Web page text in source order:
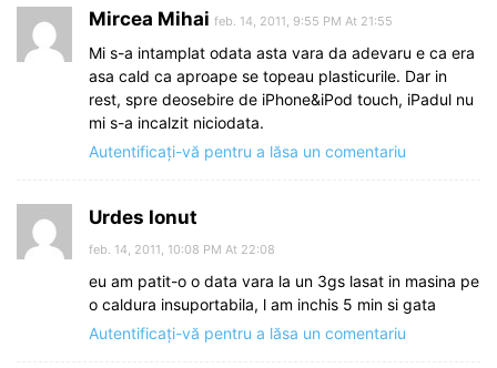
Mircea Mihai feb. 14, 2011, 9:55 PM At 21:55
Mi s-a intamplat odata asta vara da adevaru e ca era
asa cald ca aproape se topeau plasticurile. Dar in
rest, spre deosebire de iPhone&iPod touch, iPadul nu
mi s-a incalzit niciodata.
Autentificați-vă pentru a lăsa un comentariu
Urdes Ionut
feb. 14, 2011, 10:08 PM At 22:08
eu am patit-o o data vara la un 3gs lasat in masina pe
o caldura insuportabila, l am inchis 5 min si gata
Autentificați-vă pentru a lăsa un comentariu